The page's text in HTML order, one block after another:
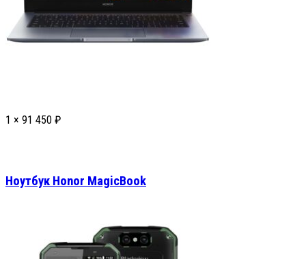
1 × 91 450 ₽
Ноутбук Honor MagicBook